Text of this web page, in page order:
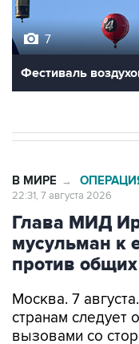
Фестиваль
Глава МИД
мусульман к
против
Москва. 7
вызовами со
пятницу глава